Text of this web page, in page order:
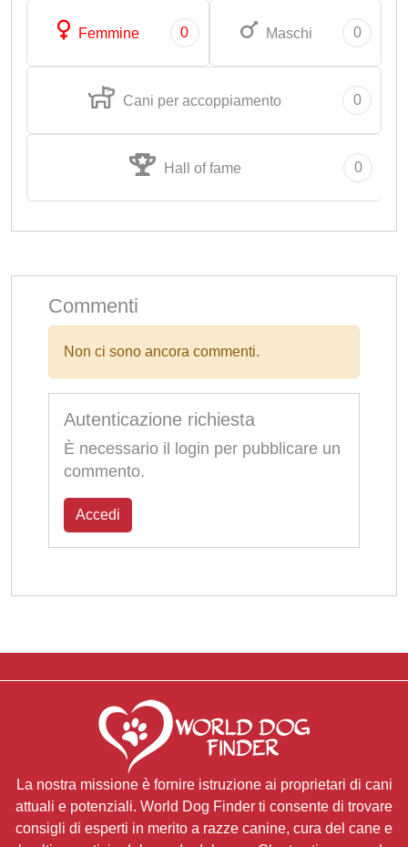
Femmine 0 Maschi 0
Cani per accoppiamento 0
Hall of fame 0
Commenti
Non ci sono ancora commenti.
Autenticazione richiesta
È necessario il login per pubblicare un
commento.
Accedi
La nostra missione è fornire istruzione ai proprietari di cani
attuali e potenziali. World Dog Finder ti consente di trovare
consigli di esperti in merito a razze canine, cura del cane e